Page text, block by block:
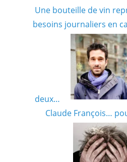
Une bouteille de vin
besoins journaliers en
deux…
Claude François…